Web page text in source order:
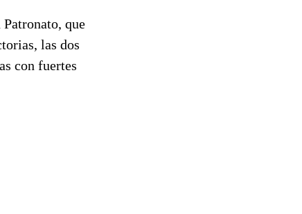
que
las dos
con fuertes